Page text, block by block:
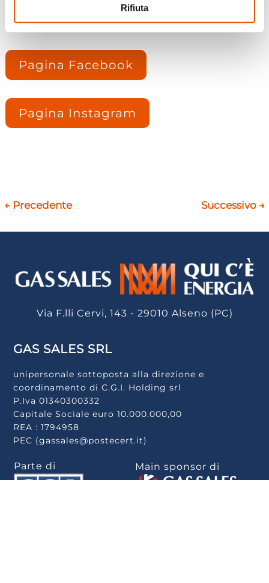
Rifiuta
Pagina Facebook
Pagina Instagram
← Precedente Successivo →
Via F.lli Cervi, 143 - 29010 Alseno (PC)
GAS SALES SRL
unipersonale sottoposta alla direzione e
coordinamento di C.G.I. Holding srl
P.Iva 01340300332
Capitale Sociale euro 10.000.000,00
REA : 1794958
PEC (gassales@postecert.it)
Parte di Main sponsor di